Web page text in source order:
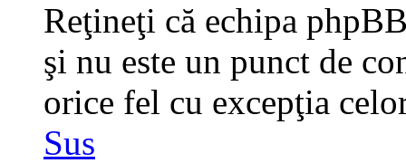
Reţineţi că echipa
şi nu este un punct de
orice fel cu excepţia
Sus